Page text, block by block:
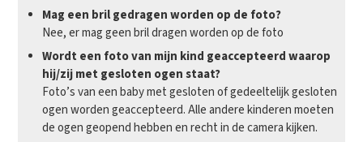
Mag een bril gedragen worden op de foto?
Nee, er mag geen bril dragen worden op de foto
Wordt een foto van mijn kind geaccepteerd waarop
hij/zij met gesloten ogen staat?
Foto’s van een baby met gesloten of gedeeltelijk gesloten
ogen worden geaccepteerd. Alle andere kinderen moeten
de ogen geopend hebben en recht in de camera kijken.